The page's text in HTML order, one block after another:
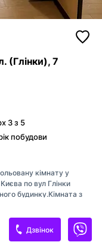
(Глінки), 7
3 з 5
побудови
кімнату у
по вул Глінки
будинку.Кімната з
кухонний з
машинка).
Місця загального
Дзвінок